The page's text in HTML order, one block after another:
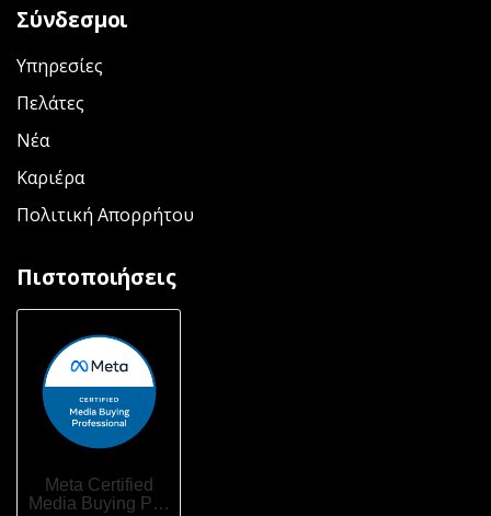
Σύνδεσμοι
Υπηρεσίες
Πελάτες
Νέα
Καριέρα
Πολιτική Απορρήτου
Πιστοποιήσεις